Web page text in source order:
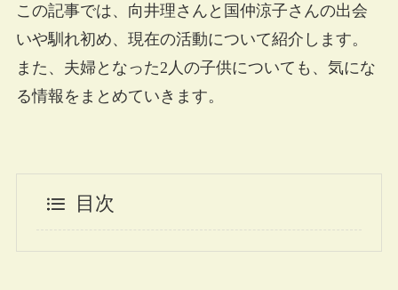
この記事では、向井理さんと国仲涼子さんの出会
いや馴れ初め、現在の活動について紹介します。
また、夫婦となった2人の子供についても、気にな
る情報をまとめていきます。
目次